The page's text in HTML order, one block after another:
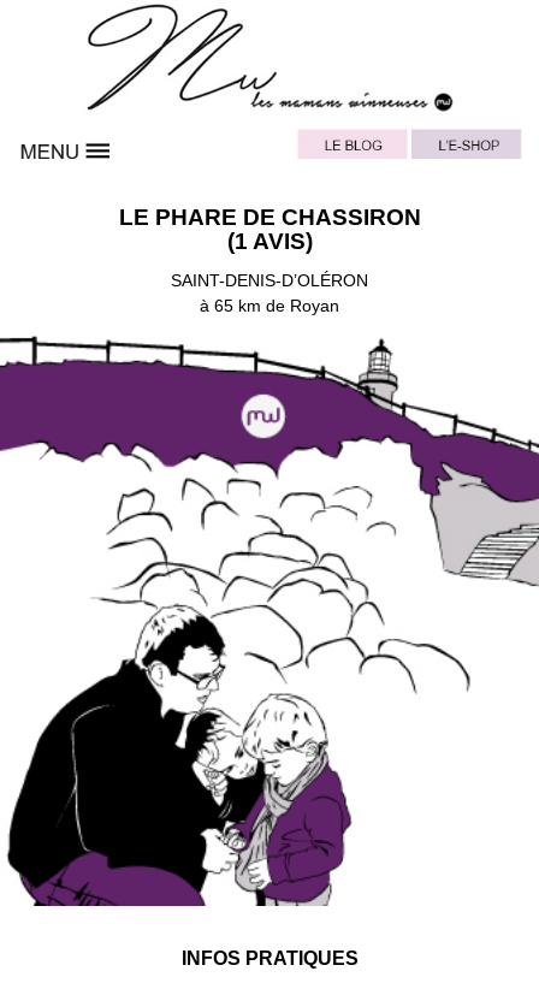
LE PHARE DE CHASSIRON
(1 AVIS)
SAINT-DENIS-D’OLÉRON
à 65 km de Royan
INFOS PRATIQUES